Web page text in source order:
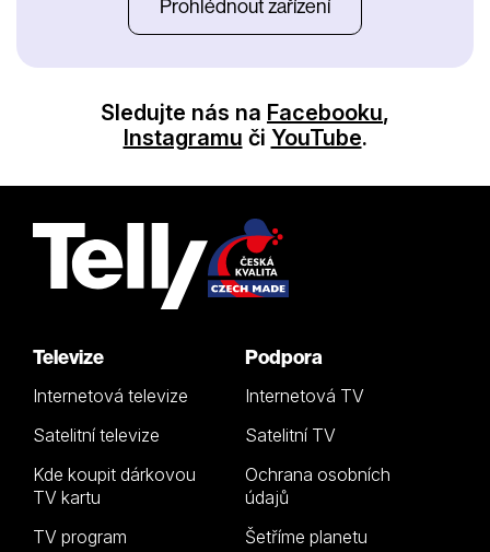
Prohlédnout zařízení
Sledujte nás na Facebooku,
Instagramu či YouTube.
Televize
Internetová televize
Satelitní televize
Kde koupit dárkovou
TV kartu
TV program
Podpora
Internetová TV
Satelitní TV
Ochrana osobních
údajů
Šetříme planetu